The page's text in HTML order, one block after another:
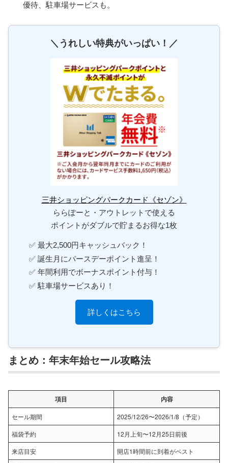
優待、駐車場サービスも。
＼うれしい特典がいっぱい！／
三井ショッピングパークカード《セゾン》
ららぽーと・アウトレットで使える
ポイントがダブルで貯まるお得な1枚
✅ 最大2,500円キャッシュバック！
✅ 誕生月にバースデーポイント進呈！
✅ 年間利用でボーナスポイント付与！
✅ 駐車場サービスあり！
詳しくはこちら
まとめ：年末年始セール攻略法
項目 内容
セール期間
2025/12/26〜2026/1/8（予定）
福袋予約
12月上旬〜12月25日前後
来店目安
開店1時間前に到着がベスト